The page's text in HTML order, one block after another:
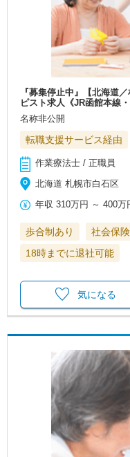
『募集停止中』【北海道
ピスト求人《JR函館本線
名称非公開
転職支援サービス経由
作業療法士 / 正職員
北海道 札幌市白石区
年収 310万円 ～400万
歩合制あり 社会保
18時までに退社可能
気になる